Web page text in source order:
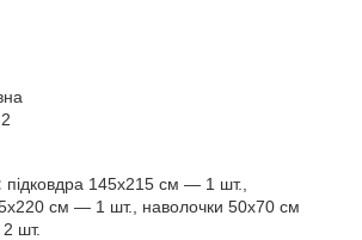
підковдра 145х215 см — 1 шт.,
см — 1 шт., наволочки 50х70 см
шт.